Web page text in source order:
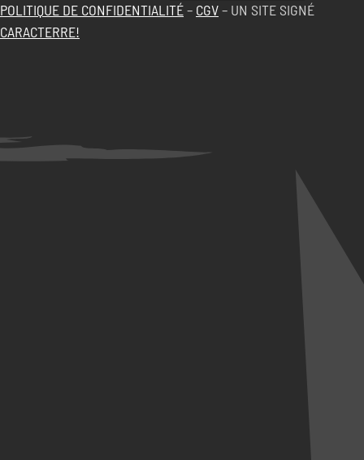
POLITIQUE DE CONFIDENTIALITÉ– CGV– UN SITE SIGNÉ
CARACTERRE!